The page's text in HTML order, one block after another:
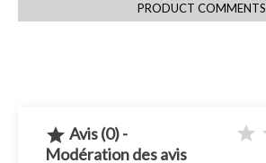
PRODUCT COMMENTS
 Avis (0) -
Modération des avis